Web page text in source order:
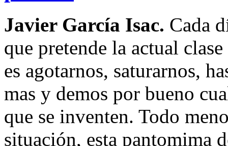
Javier García Isac. Cada
que pretende la actual
es agotarnos, saturarnos,
mas y demos por bueno
que se inventen. Todo
situación, esta pantomima